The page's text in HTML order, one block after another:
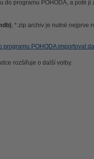
do programu POHODA, a poté
, *.zip archiv je nutné nejprve
programu POHODA importovat
rozšiřuje o další volby.